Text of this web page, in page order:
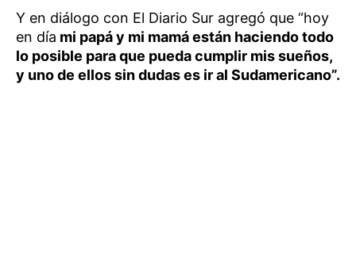
Y en diálogo con El Diario Sur agregó que “hoy
en día mi papá y mi mamá están haciendo todo
lo posible para que pueda cumplir mis sueños,
y uno de ellos sin dudas es ir al Sudamericano”.